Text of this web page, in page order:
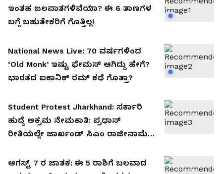
ಇಂತಹ ಜಲಪಾತಗಳಿವೆಯಾ? ಈ 6 ತಾಣಗಳ
ಬಗ್ಗೆ ಬಹುತೇಕರಿಗೆ ಗೊತ್ತಿಲ್ಲ!
National News Live: 70 ವರ್ಷಗಳಿಂದ
‘Old Monk’ ಇಷ್ಟು ಫೇಮಸ್ ಆಗಿದ್ದು ಹೇಗೆ?
ಭಾರತದ ಐಕಾನಿಕ್ ರಮ್ ಕಥೆ ಗೊತ್ತಾ?
Student Protest Jharkhand: ಸರ್ಕಾರಿ
ಹುದ್ದೆ ಅಕ್ರಮ ನೇಮಕಾತಿ: ಪ್ರಧಾನ್‌
ರೀತಿಯಲ್ಲೇ ಜಾರ್ಖಂಡ್ ಸಿಎಂ ರಾಜೀನಾಮೆಗೆ
ಆಗಸ್ಟ್ 7 ರ ಜಾತಕ: ಈ 5 ರಾಶಿಗೆ ಬಲವಾದ